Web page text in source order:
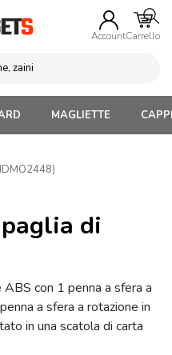
AccountCarrello
MAGLIETTE
LOGO, Matite, Pastelli,
di
con 1 penna a sfera a
a sfera a rotazione in
in una scatola di carta